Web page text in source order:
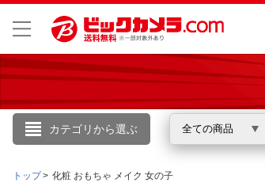
カテゴリから選ぶ 全ての商品
こんにちは
ログイン
トップ 化粧 おもちゃ メイク 女の子